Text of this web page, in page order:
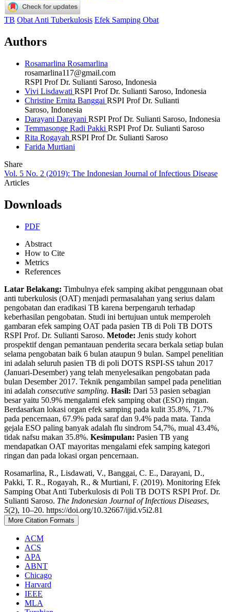
TB Obat Anti Tuberkulosis Efek Samping Obat
Authors
Rosamarlina Rosamarlina
rosamarlina117@gmail.com
RSPI Prof Dr. Sulianti Saroso, Indonesia
Vivi Lisdawati RSPI Prof Dr. Sulianti Saroso, Indonesia
Christine Ernita Banggai RSPI Prof Dr. Sulianti
Saroso, Indonesia
Darayani Darayani RSPI Prof Dr. Sulianti Saroso, Indonesia
Temmasonge Radi Pakki RSPI Prof Dr. Sulianti Saroso
Rita Rogayah RSPI Prof Dr. Sulianti Saroso
Farida Murtiani
Share
Vol. 5 No. 2 (2019): The Indonesian Journal of Infectious Disease
Articles
Downloads
PDF
Abstract
How to Cite
Metrics
References
Latar Belakang: Timbulnya efek samping akibat penggunaan obat
anti tuberkulosis (OAT) menjadi permasalahan yang serius dalam
pengobatan dan eradikasi TB karena berpengaruh terhadap
keberhasilan pengobatan. Studi ini bertujuan untuk memperoleh
gambaran efek samping OAT pada pasien TB di Poli TB DOTS
RSPI Prof. Dr. Sulianti Saroso. Metode: Jenis study kohort
prospektif dengan pemantauan penderita secara berkala setiap bulan
selama pengobatan baik 6 bulan ataupun 9 bulan. Sampel penelitian
ini adalah seluruh pasien TB di poli DOTS RSPI-SS tahun 2017
(Januari-Desember) yang telah menyelesaikan pengobatan pada
bulan Desember 2017. Teknik pengambilan sampel pada penelitian
ini adalah consecutive sampling. Hasil: Dari 53 pasien sebagian
besar yaitu 50.9% mengalami efek samping obat (ESO) ringan.
Berdasarkan lokasi organ efek samping pada kulit 35.8%, 71.7%
pada pencernaan, 67.9% pada saraf dan 9.4% pada mata. Tanda
gejala ESO paling banyak adalah flu sindrom 54,7%, mual 43.4%,
tidak nafsu makan 35.8%. Kesimpulan: Pasien TB yang
mendapatkan OAT mayoritas mengalami efek samping kategori
ringan dan pada lokasi organ pencernaan.
Rosamarlina, R., Lisdawati, V., Banggai, C. E., Darayani, D.,
Pakki, T. R., Rogayah, R., & Murtiani, F. (2019). Monitoring Efek
Samping Obat Anti Tuberkulosis di Poli TB DOTS RSPI Prof. Dr.
Sulianti Saroso. The Indonesian Journal of Infectious Diseases,
5(2), 10–20. https://doi.org/10.32667/ijid.v5i2.81
More Citation Formats
ACM
ACS
APA
ABNT
Chicago
Harvard
IEEE
MLA